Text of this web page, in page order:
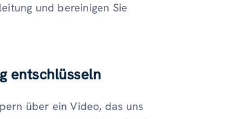
und bereinigen Sie
entschlüsseln
über ein Video, das uns